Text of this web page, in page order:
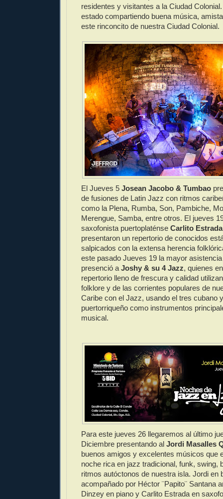
residentes y visitantes a la Ciudad
estado compartiendo buena música,
este rinconcito de nuestra Ciudad Colonial.
El Jueves 5 Josean Jacobo & Tumbao
de fusiones de Latin Jazz con ritmos
como la Plena, Rumba, Son, Pambiche,
Merengue, Samba, entre otros. El jueves
saxofonista puertoplaténse Carlito
presentaron un repertorio de conocidos
salpicados con la extensa herencia
este pasado Jueves 19 la mayor
presenció a Joshy & su 4 Jazz, quienes
repertorio lleno de frescura y calidad
folklore y de las corrientes populares de
Caribe con el Jazz, usando el tres cubano
puertorriqueño como instrumentos
musical.
Para este jueves 26 llegaremos al último
Diciembre presentando al Jordi Masalles
buenos amigos y excelentes músicos que
noche rica en jazz tradicional, funk, swing,
ritmos autóctonos de nuestra isla. Jordi en
acompañado por Héctor ¨Papito¨ Santana
Dinzey en piano y Carlito Estrada en